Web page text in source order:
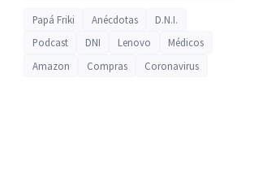
Papá Friki Anécdotas
D.N.I.
Podcast
DNI Lenovo
Médicos
Amazon
Compras Coronavirus